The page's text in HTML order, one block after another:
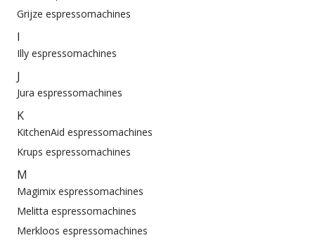
Grijze espressomachines
I
Illy espressomachines
J
Jura espressomachines
K
KitchenAid espressomachines
Krups espressomachines
M
Magimix espressomachines
Melitta espressomachines
Merkloos espressomachines